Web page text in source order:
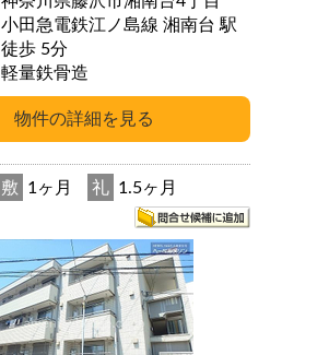
小田急電鉄江ノ島線 湘南台 駅
徒歩 5分
軽量鉄骨造
敷 1ヶ月 礼 1.5ヶ月